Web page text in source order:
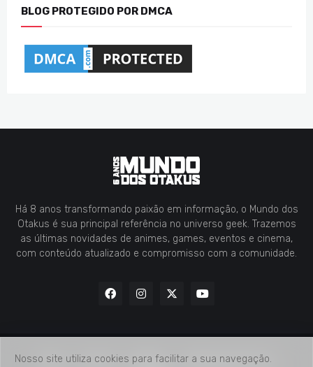
BLOG PROTEGIDO POR DMCA
Há 8 anos transformando paixão em informação, o Mundo dos
Otakus é sua principal referência no universo geek. Trazemos
as últimas novidades de animes, games, eventos e cinema,
com conteúdo atualizado e compromisso com a comunidade.
Home Contato Midia Kit Verificação de Fatos
Nosso site utiliza cookies para facilitar a sua navegação.